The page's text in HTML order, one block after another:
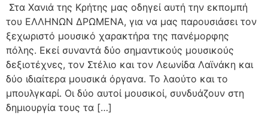
Στα Χανιά της Κρήτης μας οδηγεί αυτή την εκπομπή
του ΕΛΛΗΝΩΝ ΔΡΩΜΕΝΑ, για να μας παρουσιάσει τον
ξεχωριστό μουσικό χαρακτήρα της πανέμορφης
πόλης. Εκεί συναντά δύο σημαντικούς μουσικούς
δεξιοτέχνες, τον Στέλιο και τον Λεωνίδα Λαϊνάκη και
δύο ιδιαίτερα μουσικά όργανα. Το λαούτο και το
μπουλγκαρί. Οι δύο αυτοί μουσικοί, συνδυάζουν στη
δημιουργία τους τα […]